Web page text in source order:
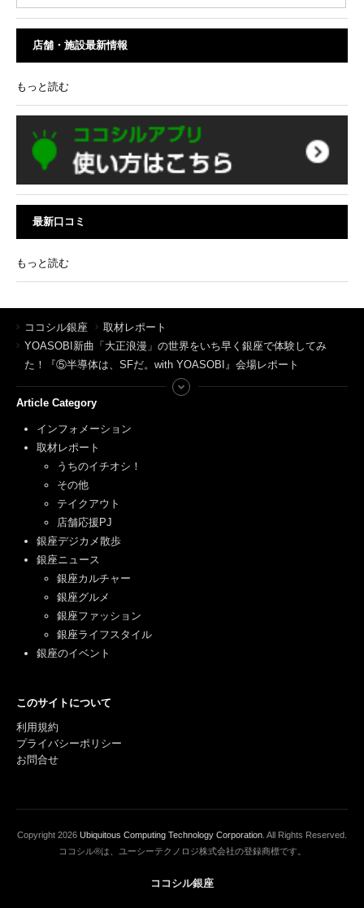
店舗・施設最新情報
もっと読む
最新口コミ
もっと読む
ココシル銀座
取材レポート
YOASOBI新曲「大正浪漫」の世界をいち早く銀座で体験してみ
た！『⑤半導体は、SFだ。with YOASOBI』会場レポート
Article Category
インフォメーション
取材レポート
うちのイチオシ！
その他
テイクアウト
店舗応援PJ
銀座デジカメ散歩
銀座ニュース
銀座カルチャー
銀座グルメ
銀座ファッション
銀座ライフスタイル
銀座のイベント
このサイトについて
利用規約
プライバシーポリシー
お問合せ
Copyright 2026 Ubiquitous Computing Technology Corporation . All Rights Reserved.
ココシル®は、ユーシーテクノロジ株式会社の登録商標です。
ココシル銀座